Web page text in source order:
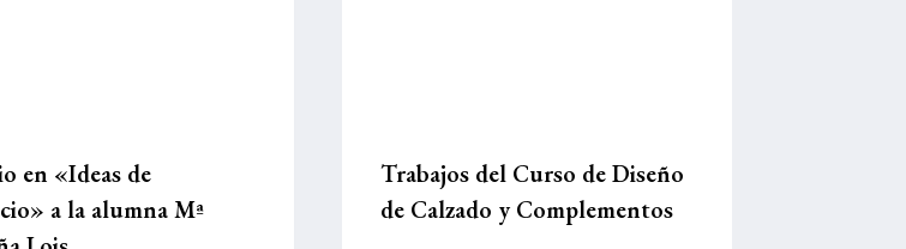
en «Ideas de
a la alumna Mª
Trabajos del Curso de Diseño
de Calzado y Complementos